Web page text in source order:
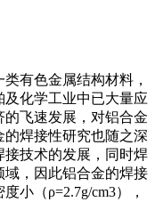
有色金属结构材料，
及化学工业中已大量应
飞速发展，对铝合金
焊接性研究也随之深
接技术的发展，同时焊
，因此铝合金的焊接
小（ρ=2.7g/cm3），